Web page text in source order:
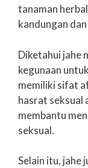
tanaman
kandungan
Diketahui jahe
kegunaan
memiliki sifat
hasrat seksual
membantu
seksual.
Selain itu, jahe